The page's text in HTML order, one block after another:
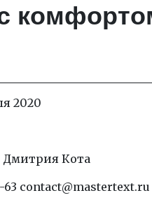
2020
Дмитрия Кота
63 contact@mastertext.ru